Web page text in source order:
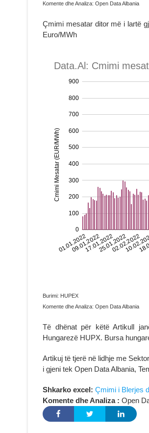
Komente dhe Analiza: Open Data Albania
Çmimi mesatar ditor më i lartë
Euro/MWh
Burimi: HUPEX
Komente dhe Analiza: Open Data Albania
Të dhënat për këtë Artikull
Hungarezë HUPX. Bursa
Artikuj të tjerë në lidhje me
i gjeni tek Open Data Albania,
Shkarko excel: Çmimi i Blerjes
Komente dhe Analiza : Open